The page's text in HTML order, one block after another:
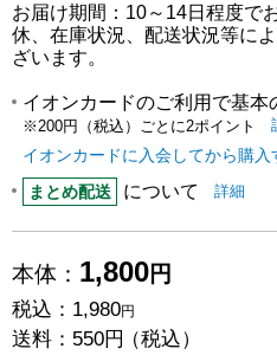
お届け期間：10～14日程度で
休、在庫状況、配送状況等に
ざいます。
イオンカードのご利用で基本
※200円（税込）ごとに2ポイント
イオンカードに入会してから購入
まとめ配送
について まとめ配
詳細はこ
本体： 1,800円
税込： 1,980円
送料： 550円（税込）